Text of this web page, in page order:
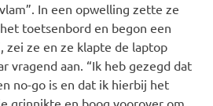
In een opwelling zette ze
toetsenbord en begon een
zei ze en ze klapte de laptop
vragend aan. “Ik heb gezegd dat
no-go is en dat ik hierbij het